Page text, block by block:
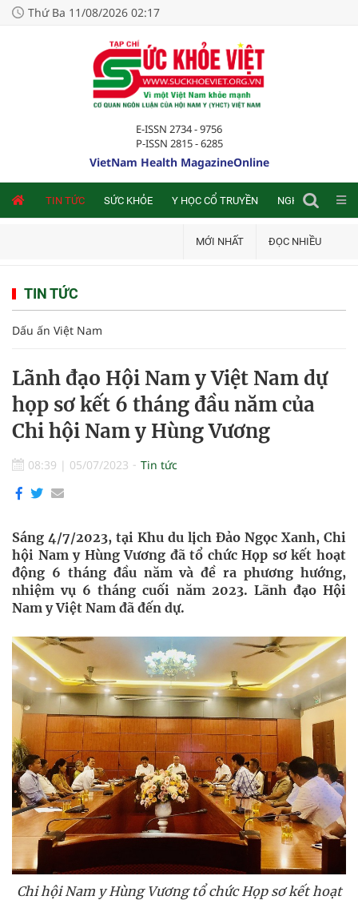
Thứ Ba 11/08/2026 02:17
E-ISSN 2734 - 9756
P-ISSN 2815 - 6285
VietNam Health MagazineOnline
TIN TỨC SỨC KHỎE Y HỌC CỔ TRUYỀN NGHIÊN CỨU
MỚI NHẤT ĐỌC NHIỀU
TIN TỨC
Dấu ấn Việt Nam
Lãnh đạo Hội Nam y Việt Nam dự
họp sơ kết 6 tháng đầu năm của
Chi hội Nam y Hùng Vương
08:39 | 05/07/2023 Tin tức
Sáng 4/7/2023, tại Khu du lịch Đảo Ngọc Xanh, Chi
hội Nam y Hùng Vương đã tổ chức Họp sơ kết hoạt
động 6 tháng đầu năm và đề ra phương hướng,
nhiệm vụ 6 tháng cuối năm 2023. Lãnh đạo Hội
Nam y Việt Nam đã đến dự.
Chi hội Nam y Hùng Vương tổ chức Họp sơ kết hoạt